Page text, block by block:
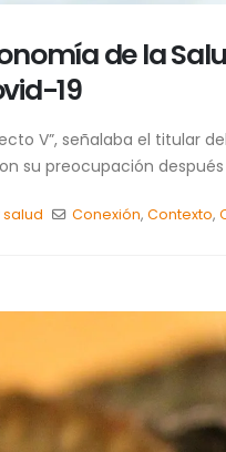
de la
19
V”, señalaba el titular
su preocupación después
salud Conexión,Contexto,